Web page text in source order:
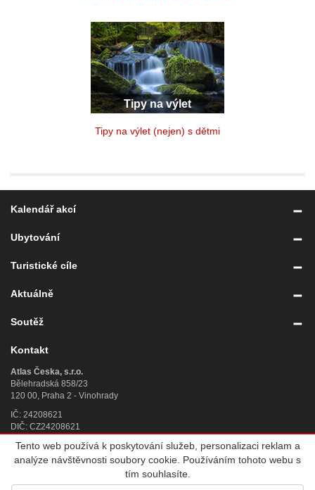
Tipy na výlet
Tipy na výlet (nejen) s dětmi
Kalendář akcí
Ubytování
Turistické cíle
Aktuálně
Soutěž
Kontakt
Atlas Česka, s.r.o.
Bělehradská 858/23
120 00, Praha 2 - Vinohrady
IČ: 24208621
DIČ: CZ24208621
Úplný kontakt »
Atlas Česka, s.r.o., IČ 242 08 621, se sídlem Praha 2,
Bělehradská 858/23, PSČ 120 00, sp. zn. C 188784 vedená u Městského
Tento web používá k poskytování služeb, personalizaci reklam a
analýze návštěvnosti soubory cookie. Používáním tohoto webu s
tím souhlasíte.